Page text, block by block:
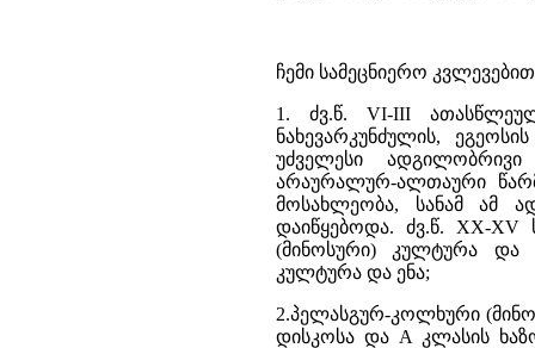
ჩემი სამეცნიერო
1. ძვ.წ. VI-III
ნახევარკუნძულის,
უძველესი
არაურალურ-ალთაური
მოსახლეობა, სანამ ამ
დაიწყებოდა. ძვ.წ. XX-XV
(მინოსური) კულტურა და
კულტურა და ენა;
2.პელასგურ-კოლხური
დისკოსა და A კლასის